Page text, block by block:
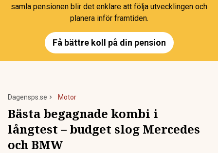
samla pensionen blir det enklare att följa utvecklingen och
planera inför framtiden.
Få bättre koll på din pension
Dagensps.se Motor
Bästa begagnade kombi i
långtest – budget slog Mercedes
och BMW